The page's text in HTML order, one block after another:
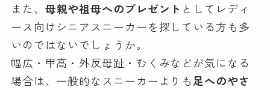
また、 母親や祖母へのプレゼント としてレディ
ース向けシニアスニーカーを探している方も多
いのではないでしょうか。
幅広・甲高・外反母趾・むくみなどが気になる
場合は、一般的なスニーカーよりも足へのやさ